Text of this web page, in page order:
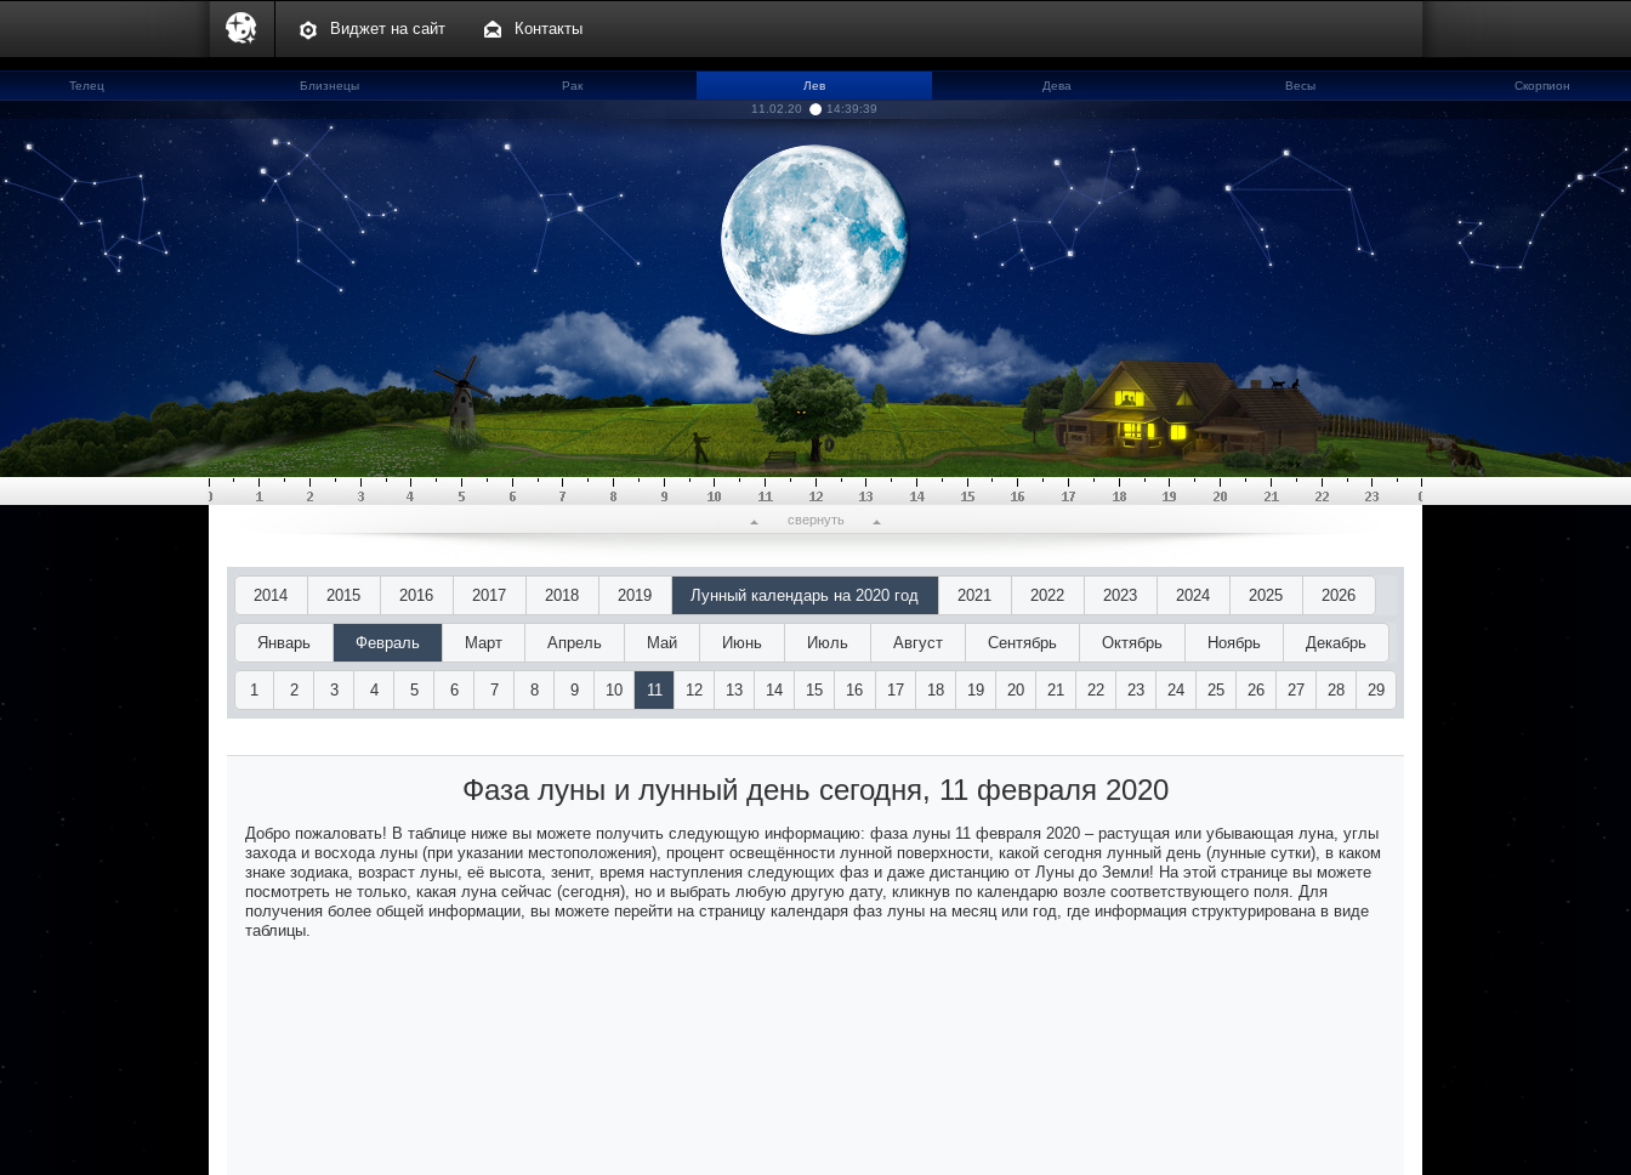
Виджет на сайт Контакты
Телец Близнецы Рак
Лев
11.02.20
14:39:40
Дева Весы Скорпион
свернуть
2014 2015 2016 2017 2018 2019 Лунный календарь на 2020 год 2021 2022 2023 2024 2025 2026
Январь Февраль Март Апрель Май Июнь Июль Август Сентябрь Октябрь Ноябрь Декабрь
1 2 3 4 5 6 7 8 9 10 11 12 13 14 15 16 17 18 19 20 21 22 23 24 25 26 27 28 29
Фаза луны и лунный день сегодня, 11 февраля 2020
Добро пожаловать! В таблице ниже вы можете получить следующую информацию: фаза луны 11 февраля 2020 – растущая или убывающая луна, углы
захода и восхода луны (при указании местоположения), процент освещённости лунной поверхности, какой сегодня лунный день (лунные сутки), в каком
знаке зодиака, возраст луны, её высота, зенит, время наступления следующих фаз и даже дистанцию от Луны до Земли! На этой странице вы можете
посмотреть не только, какая луна сейчас (сегодня), но и выбрать любую другую дату, кликнув по календарю возле соответствующего поля. Для
получения более общей информации, вы можете перейти на страницу календаря фаз луны на месяц или год, где информация структурирована в виде
таблицы.